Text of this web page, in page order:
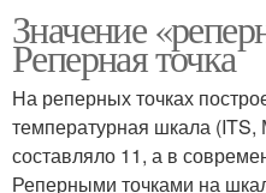
Значение
Реперная точка
На реперных точках
температурная шкала
составляло 11, а в
Реперными точками на